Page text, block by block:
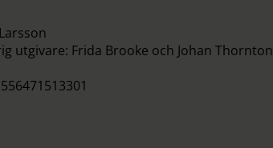
utgivare: Frida Brooke och Johan Thornton